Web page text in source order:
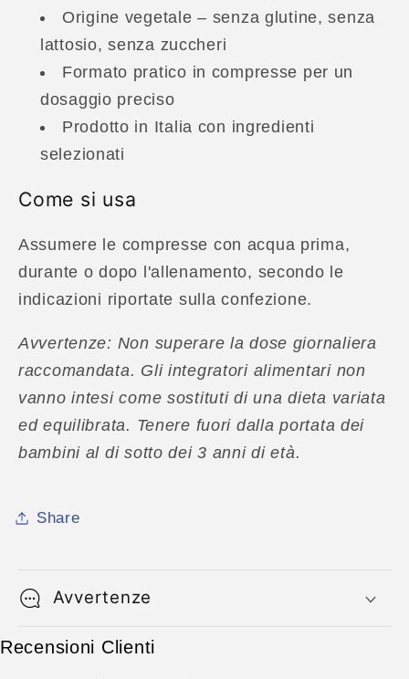
Origine vegetale – senza glutine, senza
lattosio, senza zuccheri
Formato pratico in compresse per un
dosaggio preciso
Prodotto in Italia con ingredienti
selezionati
Come si usa
Assumere le compresse con acqua prima,
durante o dopo l'allenamento, secondo le
indicazioni riportate sulla confezione.
Avvertenze: Non superare la dose giornaliera
raccomandata. Gli integratori alimentari non
vanno intesi come sostituti di una dieta variata
ed equilibrata. Tenere fuori dalla portata dei
bambini al di sotto dei 3 anni di età.
Share
Avvertenze
Recensioni Clienti